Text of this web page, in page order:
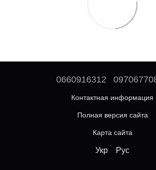
0660916312
Контактная информация
Полная версия сайта
Карта сайта
Укр Рус